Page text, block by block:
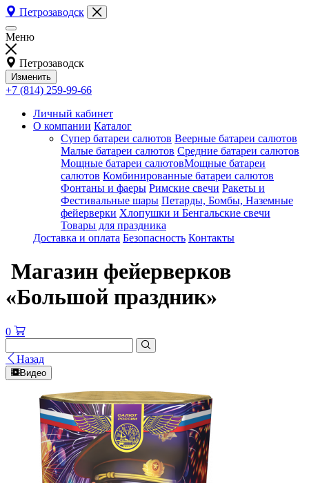
Петрозаводск
Меню
Петрозаводск
Изменить
+7 (814) 259-99-66
Личный кабинет
О компании Каталог
Супер батареи салютов Веерные батареи салютов
Малые батареи салютов Средние батареи салютов
Мощные батареи салютовМощные батареи
салютов Комбинированные батареи салютов
Фонтаны и фаеры Римские свечи Ракеты и
Фестивальные шары Петарды, Бомбы, Наземные
фейерверки Хлопушки и Бенгальские свечи
Товары для праздника
Доставка и оплата Безопасность Контакты
Магазин фейерверков
«Большой праздник»
0
Назад
Видео